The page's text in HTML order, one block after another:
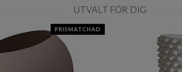
UTVALT FÖR DIG
PRISMATCHAD